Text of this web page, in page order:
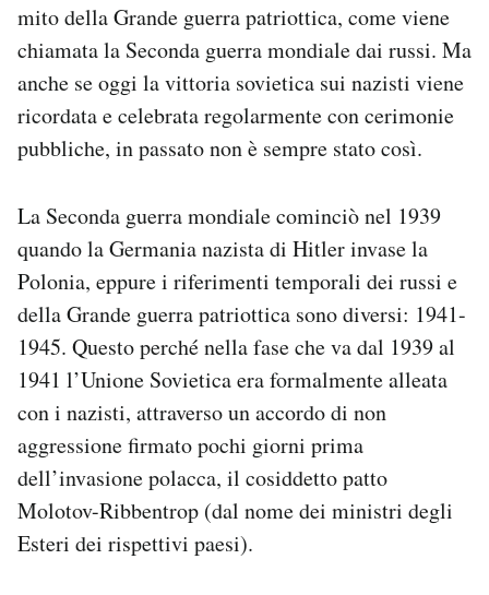
mito della Grande guerra patriottica, come viene
chiamata la Seconda guerra mondiale dai russi. Ma
anche se oggi la vittoria sovietica sui nazisti viene
ricordata e celebrata regolarmente con cerimonie
pubbliche, in passato non è sempre stato così.
La Seconda guerra mondiale cominciò nel 1939
quando la Germania nazista di Hitler invase la
Polonia, eppure i riferimenti temporali dei russi e
della Grande guerra patriottica sono diversi: 1941-
1945. Questo perché nella fase che va dal 1939 al
1941 l’Unione Sovietica era formalmente alleata
con i nazisti, attraverso un accordo di non
aggressione firmato pochi giorni prima
dell’invasione polacca, il cosiddetto patto
Molotov-Ribbentrop (dal nome dei ministri degli
Esteri dei rispettivi paesi).